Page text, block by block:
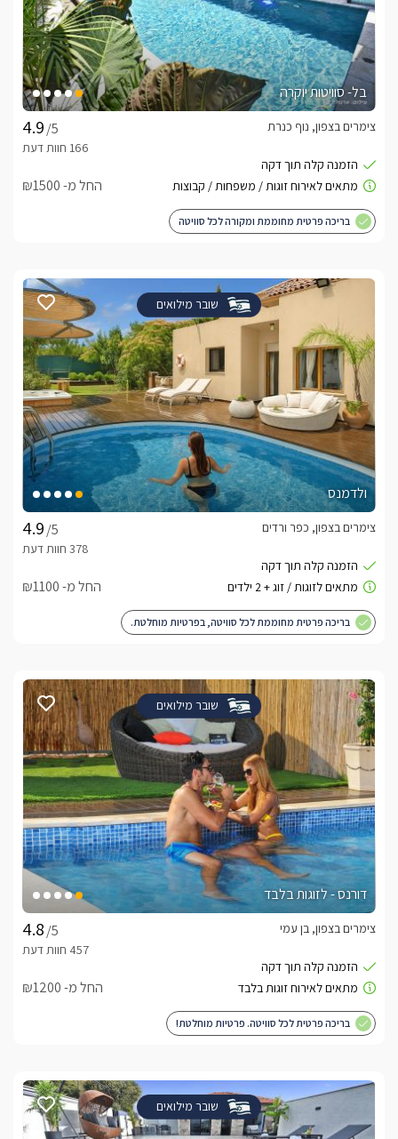
בל- סוויטות יוקרה
/5
צימרים בצפון, נוף כנרת
החל מ- ₪1500
בריכה פרטית מחוממת ומקורה לכל סוויטה
שובר מילואים
ולדמנס
/5
צימרים בצפון, כפר ורדים
החל מ- ₪1100
בריכה פרטית מחוממת לכל סוויטה, בפרטיות מוחלטת.
שובר מילואים
דורנס - לזוגות בלבד
/5
צימרים בצפון, בן עמי
החל מ- ₪1200
בריכה פרטית לכל סוויטה. פרטיות מוחלטת!
שובר מילואים